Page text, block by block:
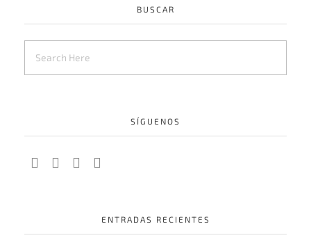
BUSCAR
SÍGUENOS
ENTRADAS RECIENTES